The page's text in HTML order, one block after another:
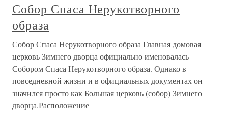
Собор Спаса Нерукотворного
образа
Собор Спаса Нерукотворного образа Главная домовая
церковь Зимнего дворца официально именовалась
Собором Спаса Нерукотворного образа. Однако в
повседневной жизни и в официальных документах он
значился просто как Большая церковь (собор) Зимнего
дворца.Расположение